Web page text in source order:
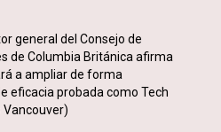
general del Consejo de
de Columbia Británica afirma
a ampliar de forma
eficacia probada como Tech
Vancouver)